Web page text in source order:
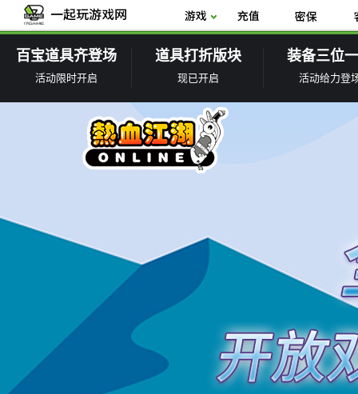
百宝道具齐登场
活动限时开启
道具打折版块
现已开启
装备三位
活动给力登